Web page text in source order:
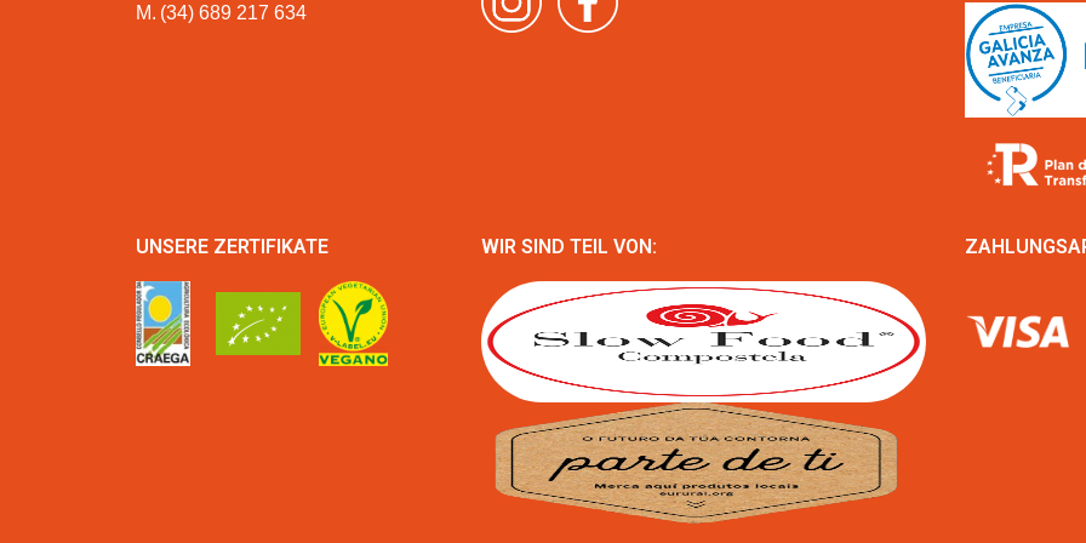
M. (34) 689 217 634
UNSERE ZERTIFIKATE WIR SIND TEIL VON: